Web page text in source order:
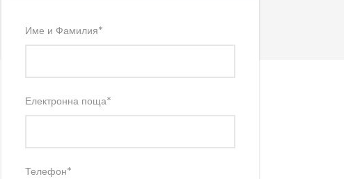
Име и Фамилия*
Електронна поща*
Телефон*